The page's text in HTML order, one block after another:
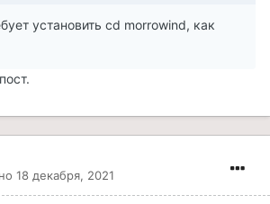
установить cd morrowind, как
18 декабря, 2021